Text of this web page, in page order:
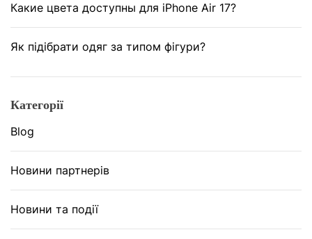
Какие цвета доступны для iPhone Air 17?
Як підібрати одяг за типом фігури?
Категорії
Blog
Новини партнерів
Новини та події